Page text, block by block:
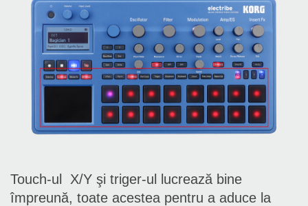
Touch-ul X/Y şi triger-ul lucrează bine
împreună, toate acestea pentru a aduce la